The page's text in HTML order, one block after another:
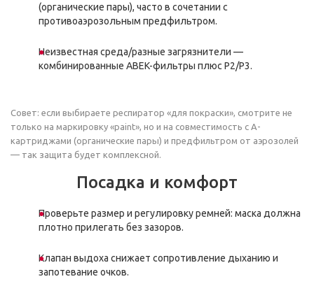
(органические пары), часто в сочетании с
противоаэрозольным предфильтром.
Неизвестная среда/разные загрязнители —
комбинированные ABEK-фильтры плюс P2/P3.
Совет: если выбираете респиратор «для покраски», смотрите не
только на маркировку «paint», но и на совместимость с A-
картриджами (органические пары) и предфильтром от аэрозолей
— так защита будет комплексной.
Посадка и комфорт
Проверьте размер и регулировку ремней: маска должна
плотно прилегать без зазоров.
Клапан выдоха снижает сопротивление дыханию и
запотевание очков.